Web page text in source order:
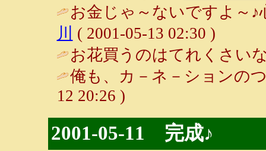
お金じゃ～ないですよ
川
( 2001-05-13 02:30 )
お花買うのはてれくさい
俺も、カ－ネ－ションの
12 20:26 )
2001-05-11 完成♪